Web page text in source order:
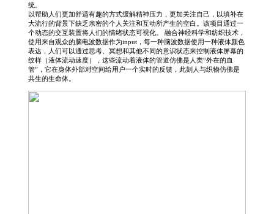
统。
以帮助人们更加舒适有趣的方式缓解精神压力，更加关注自己，以填补在
大流行的背景下缺乏亲密的个人关注和互动所产生的空白。该项目通过一
个动态的交互装置将人们的情绪状态可视化。 融合神经科学和纺织技术，
使用来自观众的脑电波数据作为input，每一种脑波数据使用一种液体颜色
表达，人们可以通过思考、冥想和其他不同的意识状态来控制液体屏幕的
纹样（液体流动速度），这些流动着液体的管道仿佛是人类“外在的血
管”，它在身体外部对空间给用户一个实时的反馈，此刻人与织物仿佛是
共生的生命体。